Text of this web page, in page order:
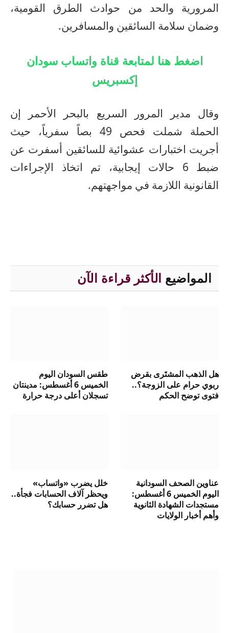
المرورية والحد من حوادث الطرق القومية،
وضمان سلامة السائقين والمسافرين.
اضغط هنا لمتابعة قناة واتساب سودان
إكسبريس
وقال مدير المرور السريع بالبحر الأحمر إن
الحملة شملت فحص 49 بصاً سفرياً، حيث
أجريت اختبارات عشوائية للسائقين أسفرت عن
ضبط 6 حالات إيجابية، تم اتخاذ الإجراءات
القانونية اللازمة في مواجهتهم.
المواضيع الأكثر قراءة الآن
هل الذهب المشتَرى بقرض
ربوي حرام على الزوجة؟..
فتوى توضح الحكم
طقس السودان اليوم
الخميس 6 أغسطس: مدينتان
تسجلان أعلى درجة حرارة
عناوين الصحف السودانية
اليوم الخميس 6 أغسطس:
مستجدات الشهادة الثانوية
وأهم أخبار الولايات
خلل يضرب «واتساب»
ويحظر آلاف الحسابات فجأة..
هل تضرر حسابك؟